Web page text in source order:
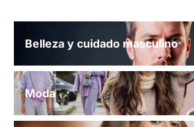
Belleza y cuidado masculino
Moda